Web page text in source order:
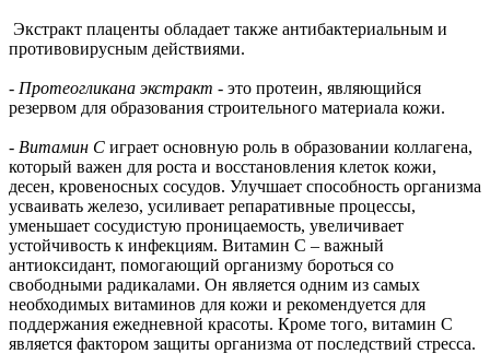
Экстракт плаценты обладает также антибактериальным и
противовирусным действиями.
- Протеогликана экстракт - это протеин, являющийся
резервом для образования строительного материала кожи.
- Витамин C играет основную роль в образовании коллагена,
который важен для роста и восстановления клеток кожи,
десен, кровеносных сосудов. Улучшает способность организма
усваивать железо, усиливает репаративные процессы,
уменьшает сосудистую проницаемость, увеличивает
устойчивость к инфекциям. Витамин С – важный
антиоксидант, помогающий организму бороться со
свободными радикалами. Он является одним из самых
необходимых витаминов для кожи и рекомендуется для
поддержания ежедневной красоты. Кроме того, витамин С
является фактором защиты организма от последствий стресса.